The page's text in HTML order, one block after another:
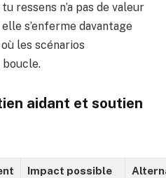
ressens n’a pas de valeur
s’enferme davantage
les scénarios
aidant et soutien
Impact possible